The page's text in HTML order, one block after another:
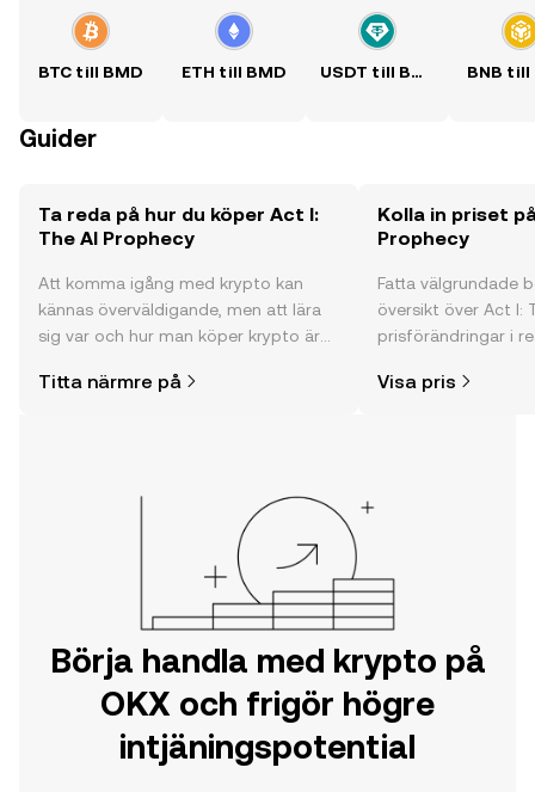
BTC till BMD ETH till BMD USDT till BMD BNB till
Guider
Ta reda på hur du köper Act I:
The AI Prophecy
Att komma igång med krypto kan
kännas överväldigande, men att lära
sig var och hur man köper krypto är
din resa på OKX mobilapp eller direkt
Titta närmre på
Kolla in priset
Prophecy
Fatta välgrundade
översikt över Act I:
prisförändringar i
mycket mer.
Visa pris
Börja handla med krypto på
OKX och frigör högre
intjäningspotential